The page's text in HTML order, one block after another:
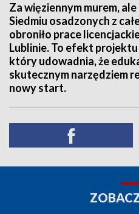
Za więziennym murem,
Siedmiu osadzonych z
obroniło prace
Lublinie. To efekt
który udowadnia, że
skutecznym narzędziem
nowy start.